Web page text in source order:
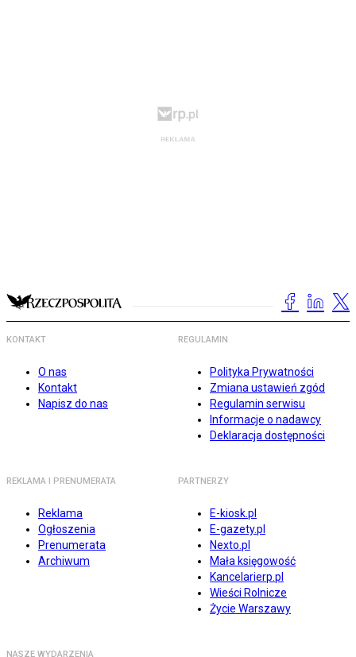
KONTAKT
O nas
Kontakt
Napisz do nas
REGULAMIN
Polityka Prywatności
Zmiana ustawień zgód
Regulamin serwisu
Informacje o nadawcy
Deklaracja dostępności
REKLAMA I PRENUMERATA
Reklama
Ogłoszenia
Prenumerata
Archiwum
PARTNERZY
E-kiosk.pl
E-gazety.pl
Nexto.pl
Mała księgowość
Kancelarierp.pl
Wieści Rolnicze
Życie Warszawy
NASZE WYDARZENIA